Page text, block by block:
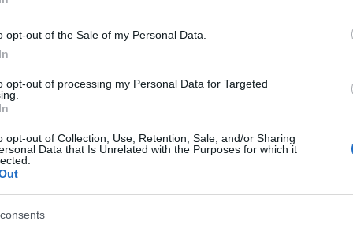
opt-out of the Sale of my Personal Data.
opt-out of processing my Personal Data for Targeted
opt-out of Collection, Use, Retention, Sale, and/or Sharing
Data that Is Unrelated with the Purposes for which it
προβλέπει την θέσπιση ΦΠΑ για τις
πάνω από δύο ακίνητα βραχυχρόνιας
ακίνητα, ανάλογο με αυτόν που ισχύει σε
ότι τα φυσικά πρόσωπα κατέχουν την
μισθώσεις και συγκεκριμένα, τα 8 στα
έχουν ιδιοκτήτη ή διαχειριστή